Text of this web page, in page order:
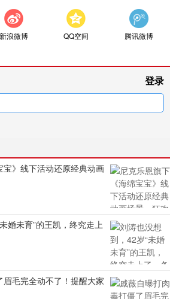
新浪微博 QQ空间 腾讯微博
登录
宝》线下活动还原经典动画
婚未育”的王凯，终究走上
毛完全动不了！提醒大家